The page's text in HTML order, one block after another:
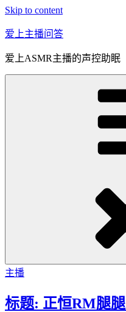
Skip to content
爱上主播问答
爱上ASMR主播的声控助眠
主播
标题: 正恒RM腿